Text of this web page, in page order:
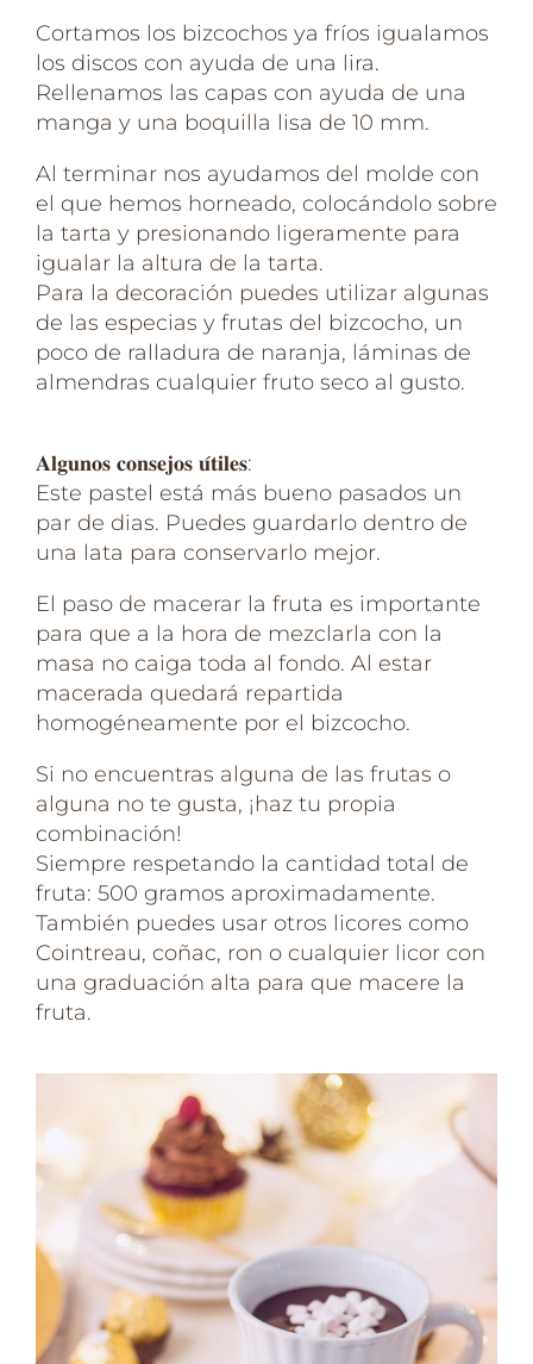
Cortamos los bizcochos ya fríos igualamos
los discos con ayuda de una lira.
Rellenamos las capas con ayuda de una
manga y una boquilla lisa de 10 mm.
Al terminar nos ayudamos del molde con
el que hemos horneado, colocándolo sobre
la tarta y presionando ligeramente para
igualar la altura de la tarta.
Para la decoración puedes utilizar algunas
de las especias y frutas del bizcocho, un
poco de ralladura de naranja, láminas de
almendras cualquier fruto seco al gusto.
𝐀𝐥𝐠𝐮𝐧𝐨𝐬 𝐜𝐨𝐧𝐬𝐞𝐣𝐨𝐬 𝐮́𝐭𝐢𝐥𝐞𝐬:
Este pastel está más bueno pasados un
par de dias. Puedes guardarlo dentro de
una lata para conservarlo mejor.
El paso de macerar la fruta es importante
para que a la hora de mezclarla con la
masa no caiga toda al fondo. Al estar
macerada quedará repartida
homogéneamente por el bizcocho.
Si no encuentras alguna de las frutas o
alguna no te gusta, ¡haz tu propia
combinación!
Siempre respetando la cantidad total de
fruta: 500 gramos aproximadamente.
También puedes usar otros licores como
Cointreau, coñac, ron o cualquier licor con
una graduación alta para que macere la
fruta.